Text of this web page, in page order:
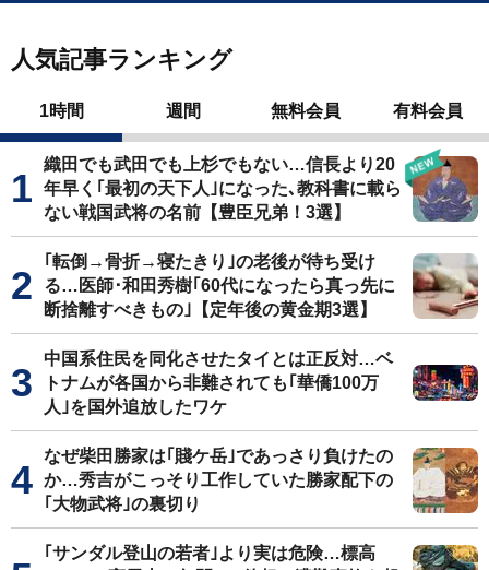
人気記事ランキング
1時間 週間 無料会員 有料会員
織田でも武田でも上杉でもない…信長より20
年早く｢最初の天下人｣になった､教科書に載ら
ない戦国武将の名前【豊臣兄弟！3選】
｢転倒→骨折→寝たきり｣の老後が待ち受け
る…医師･和田秀樹｢60代になったら真っ先に
断捨離すべきもの｣【定年後の黄金期3選】
中国系住民を同化させたタイとは正反対…ベ
トナムが各国から非難されても｢華僑100万
人｣を国外追放したワケ
なぜ柴田勝家は｢賤ケ岳｣であっさり負けたの
か…秀吉がこっそり工作していた勝家配下の
｢大物武将｣の裏切り
｢サンダル登山の若者｣より実は危険…標高